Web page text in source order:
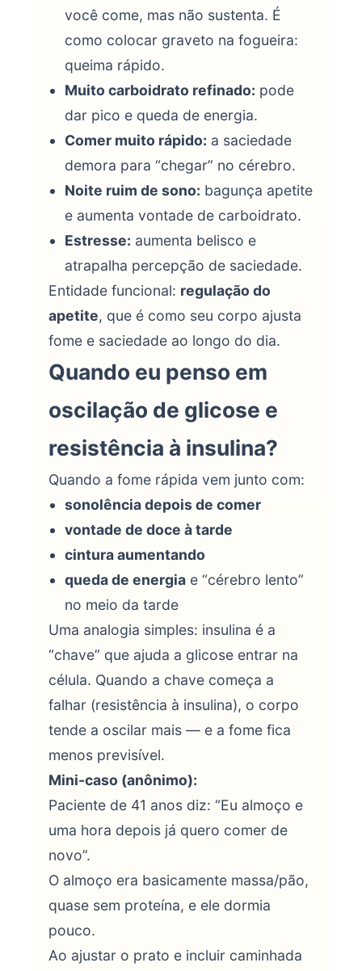
você come, mas não sustenta. É
como colocar graveto na fogueira:
queima rápido.
Muito carboidrato refinado: pode
dar pico e queda de energia.
Comer muito rápido: a saciedade
demora para “chegar” no cérebro.
Noite ruim de sono: bagunça apetite
e aumenta vontade de carboidrato.
Estresse: aumenta belisco e
atrapalha percepção de saciedade.
Entidade funcional: regulação do
apetite, que é como seu corpo ajusta
fome e saciedade ao longo do dia.
Quando eu penso em
oscilação de glicose e
resistência à insulina?
Quando a fome rápida vem junto com:
sonolência depois de comer
vontade de doce à tarde
cintura aumentando
queda de energia e “cérebro lento”
no meio da tarde
Uma analogia simples: insulina é a
“chave” que ajuda a glicose entrar na
célula. Quando a chave começa a
falhar (resistência à insulina), o corpo
tende a oscilar mais — e a fome fica
menos previsível.
Mini-caso (anônimo):
Paciente de 41 anos diz: “Eu almoço e
uma hora depois já quero comer de
novo”.
O almoço era basicamente massa/pão,
quase sem proteína, e ele dormia
pouco.
Ao ajustar o prato e incluir caminhada